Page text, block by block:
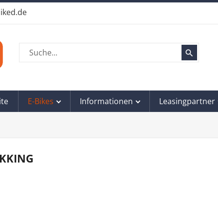
search
E-Bikes Informationen Leasingpartner